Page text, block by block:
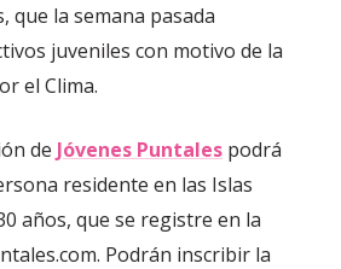
que la semana pasada
juveniles con motivo de la
el Clima.
de Jóvenes Puntales podrá
residente en las Islas
años, que se registre en la
Podrán inscribir la